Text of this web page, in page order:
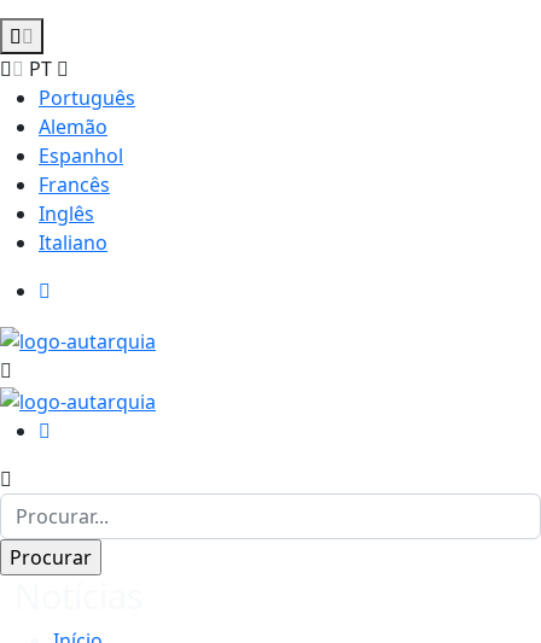
PT
Português
Alemão
Espanhol
Francês
Inglês
Italiano